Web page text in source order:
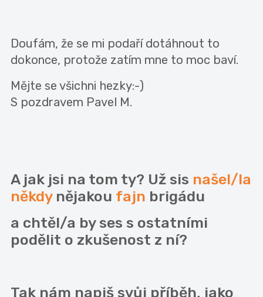
Doufám, že se mi podaří dotáhnout to
dokonce, protože zatím mne to moc baví.
Mějte se všichni hezky:-)
S pozdravem Pavel M.
A jak jsi na tom ty? Už sis našel/la
někdynějakou fajn brigádu
a chtěl/a by ses s ostatními
podělit o zkušenost z ní?
Tak nám napiš svůj příběh, jako